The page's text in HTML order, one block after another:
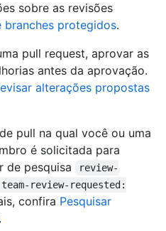
sobre as revisões
branches protegidos.
pull request, aprovar as
antes da aprovação.
alterações propostas
pull na qual você ou uma
é solicitada para
de pesquisa
review-
team-review-requested:
confira Pesquisar
.